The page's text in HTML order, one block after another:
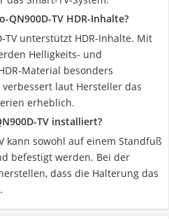
TV HDR-Inhalte?
TV unterstützt HDR-Inhalte. Mit
Helligkeits- und
Material besonders
laut Hersteller das
erheblich.
TV installiert?
kann sowohl auf einem Standfuß
befestigt werden. Bei der
dass die Halterung das